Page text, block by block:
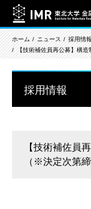
ホーム ニュース
採用情
【技術補佐員再公募】構
採用情報
【技術補佐員
（※決定次第